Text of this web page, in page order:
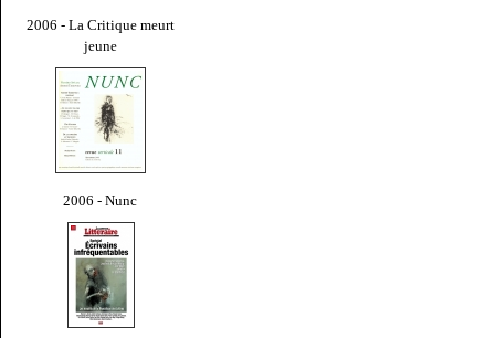
2006 - La Critique meurt
jeune
2006 - Nunc